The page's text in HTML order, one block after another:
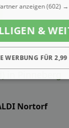
in Pinneberg
Nortorf
anzeigen(602) →
&
WERBUNG FÜR 2,99